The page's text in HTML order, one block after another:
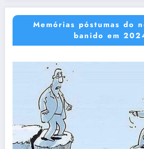
Memórias póstumas do
banido em